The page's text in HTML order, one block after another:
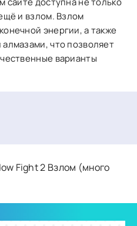
и взлом. Взлом
энергии, а также
что позволяет
варианты
Fight 2 Взлом (много